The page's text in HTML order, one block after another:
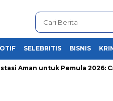
SELEBRITIS BISNIS
Aman untuk Pemula 2026: